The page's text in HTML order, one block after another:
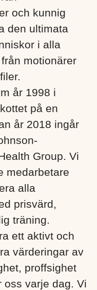
och kunnig
den ultimata
i alla
motionärer
år 1998 i
på en
år 2018 ingår
Group. Vi
medarbetare
alla
prisvärd,
träning.
ett aktivt och
värderingar av
proffsighet
oss varje dag. Vi